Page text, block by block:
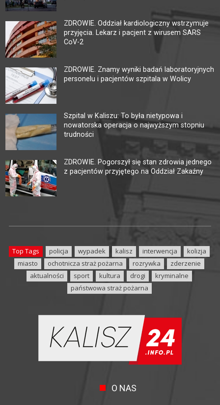
ZDROWIE. Oddział kardiologiczny wstrzymuje
przyjęcia. Lekarz i pacjent z wirusem SARS
CoV-2
ZDROWIE. Znamy wyniki badań laboratoryjnych
personelu i pacjentów szpitala w Wolicy
Szpital w Kaliszu: To była nietypowa i
nowatorska operacja o najwyższym stopniu
trudności
ZDROWIE. Pogorszył się stan zdrowia jednego
z pacjentów przyjętego na Oddział Zakaźny
Top Tags policja wypadek kalisz interwencja
kolizja
miasto
ochotnicza straż pożarna rozrywka
zderzenie
aktualności
sport kultura drogi
kryminalne
państwowa straż pożarna
O NAS